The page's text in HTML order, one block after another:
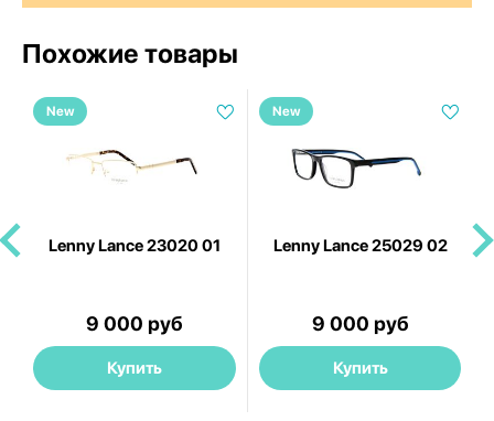
Похожие товары
New
Lenny Lance 23020 01
9 000 руб
Купить
New
Lenny Lance 25029 02
9 000 руб
Купить